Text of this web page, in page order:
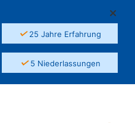
✓25 Jahre Erfahrung
✓5 Niederlassungen